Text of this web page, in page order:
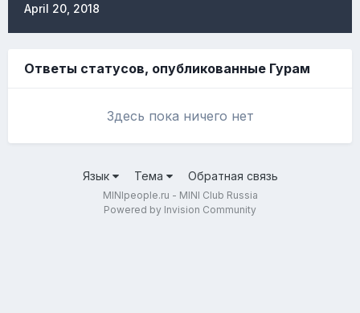
April 20, 2018
Ответы статусов, опубликованные Гурам
Здесь пока ничего нет
Язык Тема Обратная связь
MINIpeople.ru - MINI Club Russia
Powered by Invision Community